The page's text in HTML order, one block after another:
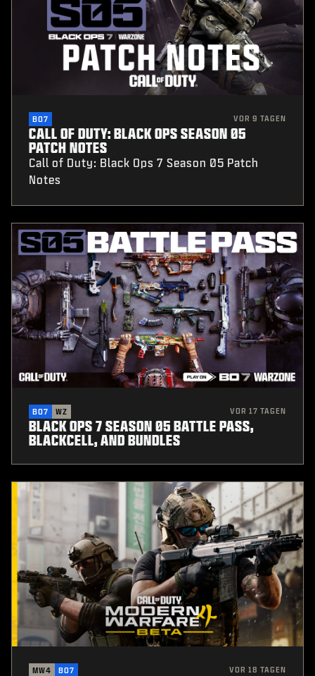
BO7 VOR 9 TAGEN
CALL OF DUTY: BLACK OPS SEASON 05
PATCH NOTES
Call of Duty: Black Ops 7 Season 05 Patch
Notes
BO7 WZ VOR 17 TAGEN
BLACK OPS 7 SEASON 05 BATTLE PASS,
BLACKCELL, AND BUNDLES
MW4 BO7 VOR 18 TAGEN